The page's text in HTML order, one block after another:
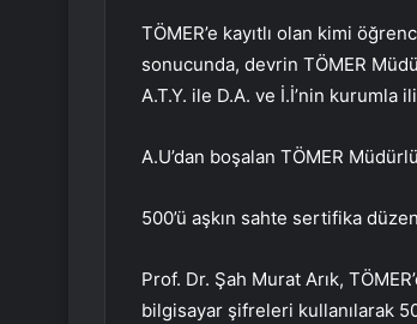
TÖMER’e kayıtlı olan kimi
sonucunda, devrin TÖMER
A.T.Y. ile D.A. ve İ.İ’nin kurumla
A.U’dan boşalan TÖMER
500’ü aşkın sahte sertifika
Prof. Dr. Şah Murat Arık,
bilgisayar şifreleri kullanılarak